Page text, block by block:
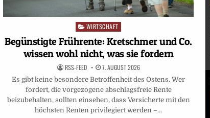
Posted
in
WIRTSCHAFT
Begünstigte Frührente: Kretschmer und Co.
wissen wohl nicht, was sie fordern
RSS-FEED 7. AUGUST 2026
Es gibt keine besondere Betroffenheit des Ostens. Wer
fordert, die vorgezogene abschlagsfreie Rente
beizubehalten, sollten einsehen, dass Versicherte mit den
höchsten Renten privilegiert werden –…